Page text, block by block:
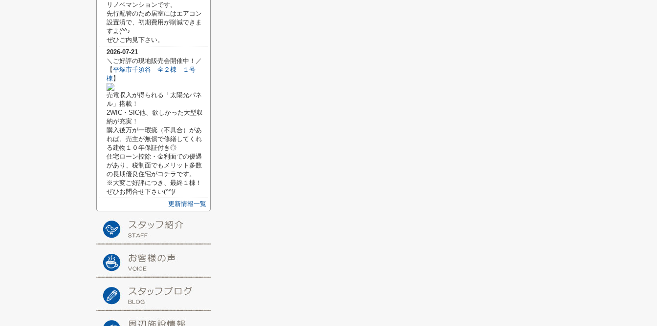
リノベマンションです。
先行配管のため居室にはエアコン
設置済で、初期費用が削減できま
すよ(^^♪
ぜひご内見下さい。
2026-07-21
＼ご好評の現地販売会開催中！／
【平塚市千須谷 全２棟 １号
棟】
売電収入が得られる「太陽光パネ
ル」搭載！
2WIC・SIC他、欲しかった大型収
納が充実！
購入後万が一瑕疵（不具合）があ
れば、売主が無償で修繕してくれ
る建物１０年保証付き◎
住宅ローン控除・金利面での優遇
があり、税制面でもメリット多数
の長期優良住宅がコチラです。
※大変ご好評につき、最終１棟！
ぜひお問合せ下さい(^^)/
更新情報一覧